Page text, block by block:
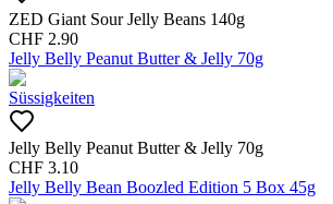
ZED Giant Sour Jelly Beans 140g
CHF 2.90
Jelly Belly Peanut Butter & Jelly 70g
Süssigkeiten
Jelly Belly Peanut Butter & Jelly 70g
CHF 3.10
Jelly Belly Bean Boozled Edition 5 Box 45g